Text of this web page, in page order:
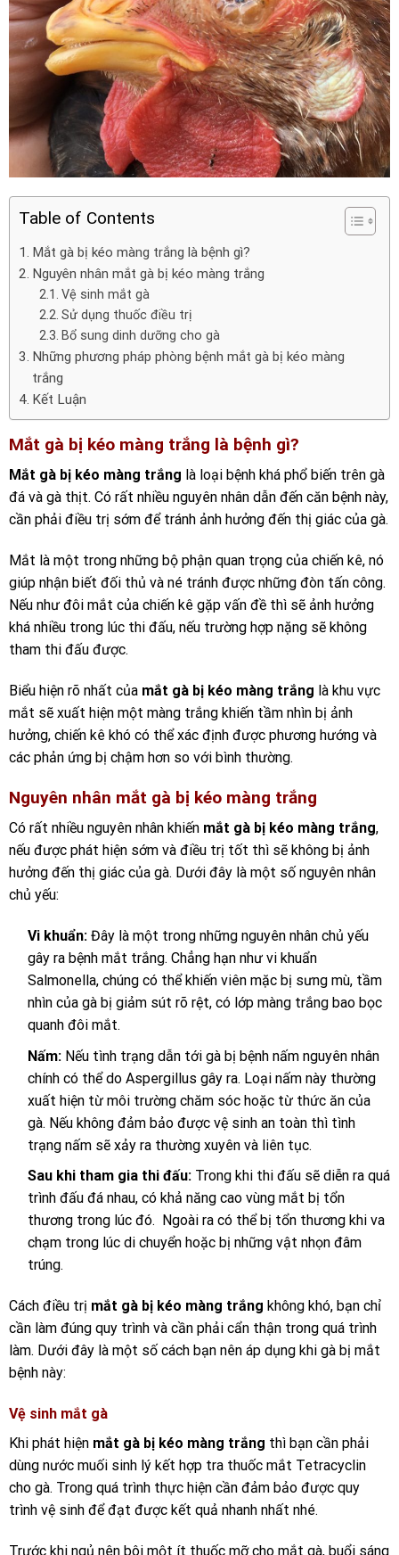
Table of Contents
Mắt gà bị kéo màng trắng là bệnh gì?
Nguyên nhân mắt gà bị kéo màng trắng
Vệ sinh mắt gà
Sử dụng thuốc điều trị
Bổ sung dinh dưỡng cho gà
Những phương pháp phòng bệnh mắt gà bị kéo màng
trắng
Kết Luận
Mắt gà bị kéo màng trắng là bệnh gì?
Mắt gà bị kéo màng trắng là loại bệnh khá phổ biến trên gà
đá và gà thịt. Có rất nhiều nguyên nhân dẫn đến căn bệnh này,
cần phải điều trị sớm để tránh ảnh hưởng đến thị giác của gà.
Mắt là một trong những bộ phận quan trọng của chiến kê, nó
giúp nhận biết đối thủ và né tránh được những đòn tấn công.
Nếu như đôi mắt của chiến kê gặp vấn đề thì sẽ ảnh hưởng
khá nhiều trong lúc thi đấu, nếu trường hợp nặng sẽ không
tham thi đấu được.
Biểu hiện rõ nhất của mắt gà bị kéo màng trắng là khu vực
mắt sẽ xuất hiện một màng trắng khiến tầm nhìn bị ảnh
hưởng, chiến kê khó có thể xác định được phương hướng và
các phản ứng bị chậm hơn so với bình thường.
Nguyên nhân mắt gà bị kéo màng trắng
Có rất nhiều nguyên nhân khiến mắt gà bị kéo màng trắng,
nếu được phát hiện sớm và điều trị tốt thì sẽ không bị ảnh
hưởng đến thị giác của gà. Dưới đây là một số nguyên nhân
chủ yếu:
Vi khuẩn:Đây là một trong những nguyên nhân chủ yếu
gây ra bệnh mắt trắng. Chẳng hạn như vi khuẩn
Salmonella, chúng có thể khiến viên mặc bị sưng mù, tầm
nhìn của gà bị giảm sút rõ rệt, có lớp màng trắng bao bọc
quanh đôi mắt.
Nấm:Nếu tình trạng dẫn tới gà bị bệnh nấm nguyên nhân
chính có thể do Aspergillus gây ra. Loại nấm này thường
xuất hiện từ môi trường chăm sóc hoặc từ thức ăn của
gà. Nếu không đảm bảo được vệ sinh an toàn thì tình
trạng nấm sẽ xảy ra thường xuyên và liên tục.
Sau khi tham gia thi đấu:Trong khi thi đấu sẽ diễn ra quá
trình đấu đá nhau, có khả năng cao vùng mắt bị tổn
thương trong lúc đó. Ngoài ra có thể bị tổn thương khi va
chạm trong lúc di chuyển hoặc bị những vật nhọn đâm
trúng.
Cách điều trị mắt gà bị kéo màng trắng không khó, bạn chỉ
cần làm đúng quy trình và cần phải cẩn thận trong quá trình
làm. Dưới đây là một số cách bạn nên áp dụng khi gà bị mắt
bệnh này:
Vệ sinh mắt gà
Khi phát hiện mắt gà bị kéo màng trắng thì bạn cần phải
dùng nước muối sinh lý kết hợp tra thuốc mắt Tetracyclin
cho gà. Trong quá trình thực hiện cần đảm bảo được quy
trình vệ sinh để đạt được kết quả nhanh nhất nhé.
Trước khi ngủ nên bôi một ít thuốc mỡ cho mắt gà, buổi sáng